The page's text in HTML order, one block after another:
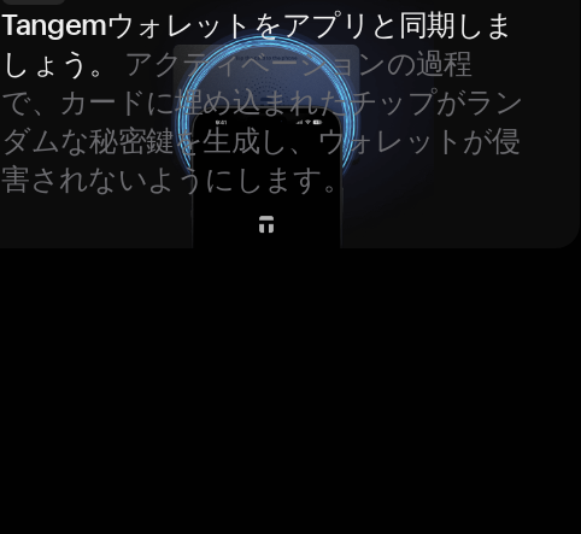
Tangemウォレットをアプリと同期しま
しょう。
アクティベーションの過程
で、カードに埋め込まれたチップがラン
ダムな秘密鍵を生成し、ウォレットが侵
害されないようにします。